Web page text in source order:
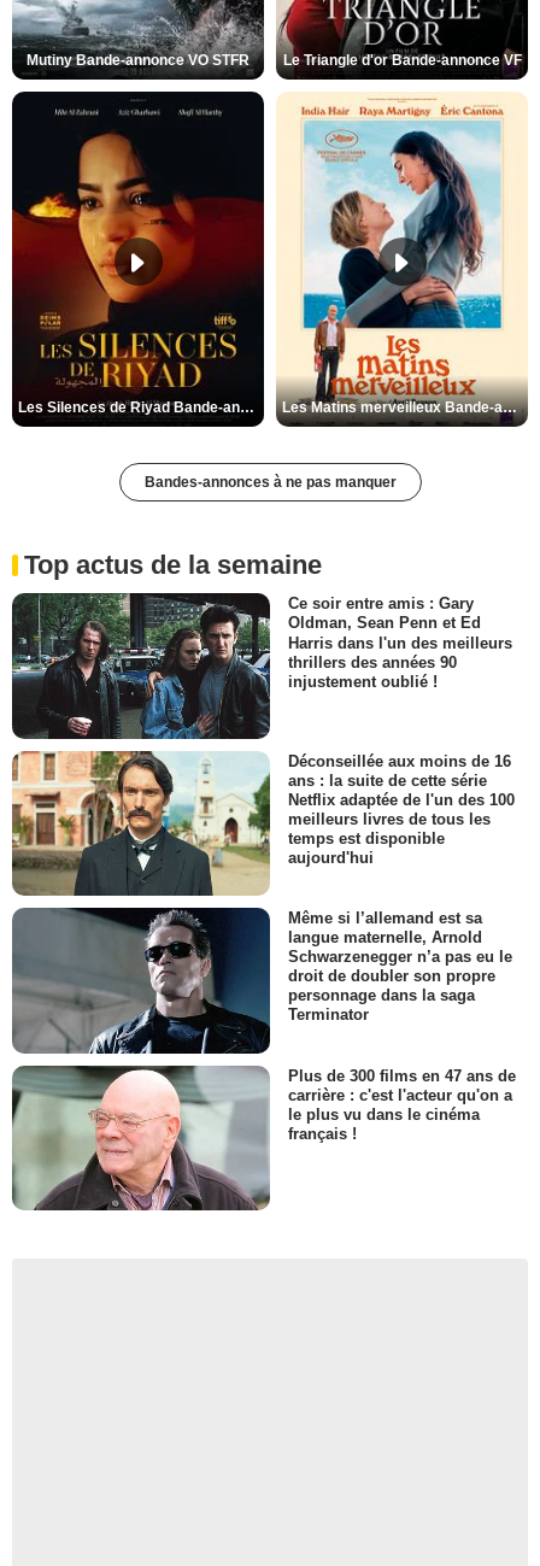
Mutiny Bande-annonce VO STFR Le Triangle d'or Bande-annonce VF
Les Silences de Riyad Bande-annonce VO STFR Les Matins merveilleux Bande-annonce VF
Bandes-annonces à ne pas manquer
Top actus de la semaine
Ce soir entre amis : Gary
Oldman, Sean Penn et Ed
Harris dans l'un des meilleurs
thrillers des années 90
injustement oublié !
Déconseillée aux moins de 16
ans : la suite de cette série
Netflix adaptée de l'un des 100
meilleurs livres de tous les
temps est disponible
aujourd'hui
Même si l’allemand est sa
langue maternelle, Arnold
Schwarzenegger n’a pas eu le
droit de doubler son propre
personnage dans la saga
Terminator
Plus de 300 films en 47 ans de
carrière : c'est l'acteur qu'on a
le plus vu dans le cinéma
français !